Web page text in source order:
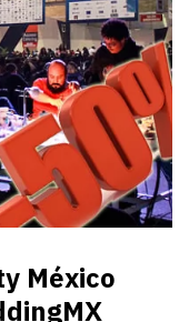
México